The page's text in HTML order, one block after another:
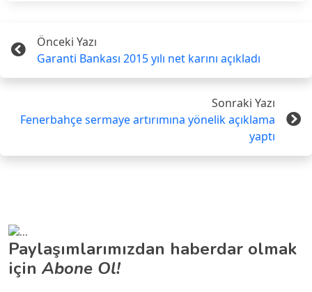
Önceki Yazı
Garanti Bankası 2015 yılı net karını açıkladı
Sonraki Yazı
Fenerbahçe sermaye artırımına yönelik açıklama
yaptı
Paylaşımlarımızdan haberdar olmak
için Abone Ol!